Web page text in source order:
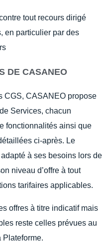
tout recours dirigé
en particulier par des
DE CASANEO
CGS, CASANEO propose
Services, chacun
fonctionnalités ainsi que
ci-après. Le
à ses besoins lors de
niveau d’offre à tout
tarifaires applicables.
offres à titre indicatif mais
reste celles prévues au
Plateforme.